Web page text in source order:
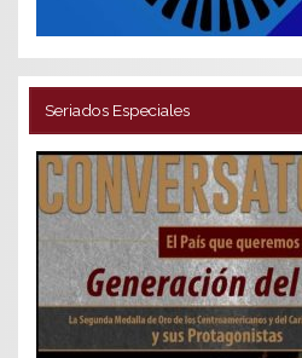
Seriados Especiales